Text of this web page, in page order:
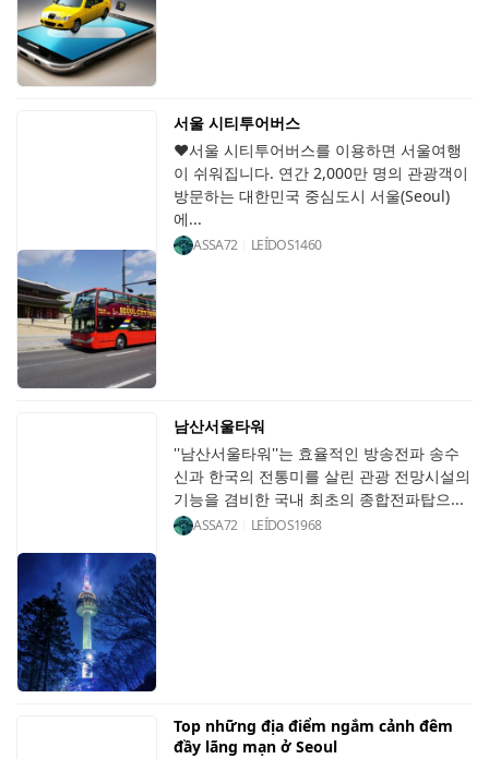
서울 시티투어버스
♥서울 시티투어버스를 이용하면 서울여행
이 쉬워집니다. 연간 2,000만 명의 관광객이
방문하는 대한민국 중심도시 서울(Seoul)
에...
ASSA72 LEÍDOS1460
남산서울타워
''남산서울타워''는 효율적인 방송전파 송수
신과 한국의 전통미를 살린 관광 전망시설의
기능을 겸비한 국내 최초의 종합전파탑으...
ASSA72 LEÍDOS1968
Top những địa điểm ngắm cảnh đêm
đầy lãng mạn ở Seoul